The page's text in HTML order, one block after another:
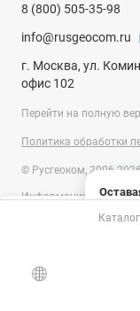
от -20° до +50°С
Размеры
285 х 200 х 190 мм
на
8 (800) 505-35-98
info@rusgeocom.ru
г. Москва, ул.
офис 102
Перейти на полную
Политика обработки
© Русгеоком, 2006-2026
Информация на сайте
публичной офертой,
Гражданского
изменены
Уточняйте
Каталог